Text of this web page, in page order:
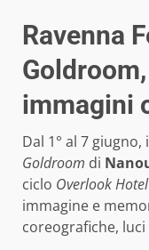
Ravenna
immagini
Dal 1° al 7 giugno,
Goldroom di
ciclo Overlook Hotel
immagine e
coreografiche, luci